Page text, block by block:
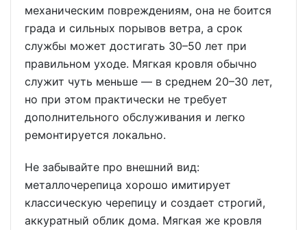
механическим повреждениям, она не боится
града и сильных порывов ветра, а срок
службы может достигать 30–50 лет при
правильном уходе. Мягкая кровля обычно
служит чуть меньше — в среднем 20–30 лет,
но при этом практически не требует
дополнительного обслуживания и легко
ремонтируется локально.
Не забывайте про внешний вид:
металлочерепица хорошо имитирует
классическую черепицу и создает строгий,
аккуратный облик дома. Мягкая же кровля